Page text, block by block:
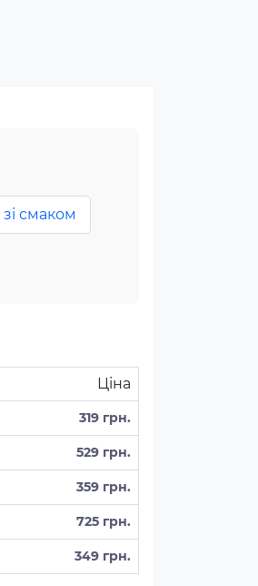
смаком
Ціна
319 грн.
529 грн.
359 грн.
725 грн.
349 грн.